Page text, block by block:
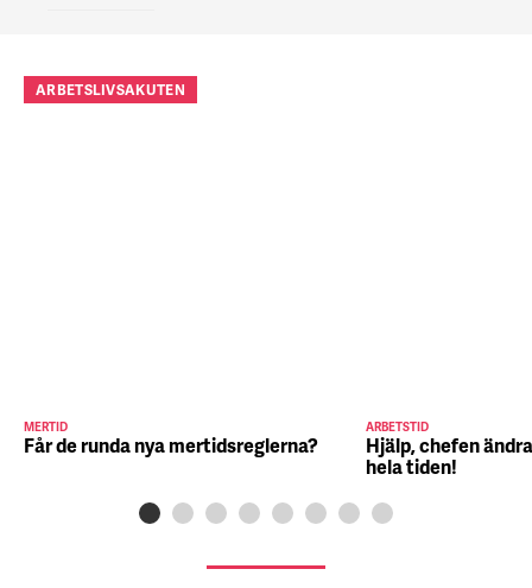
ARBETSLIVSAKUTEN
MERTID
Får de runda nya mertidsreglerna?
ARBETSTID
Hjälp, chefen
hela tiden!